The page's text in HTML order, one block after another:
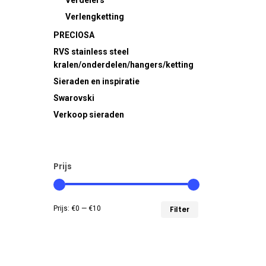
Verlengketting
PRECIOSA
RVS stainless steel
kralen/onderdelen/hangers/ketting
Sieraden en inspiratie
Swarovski
Verkoop sieraden
Prijs
Filter
Prijs: €0 — €10